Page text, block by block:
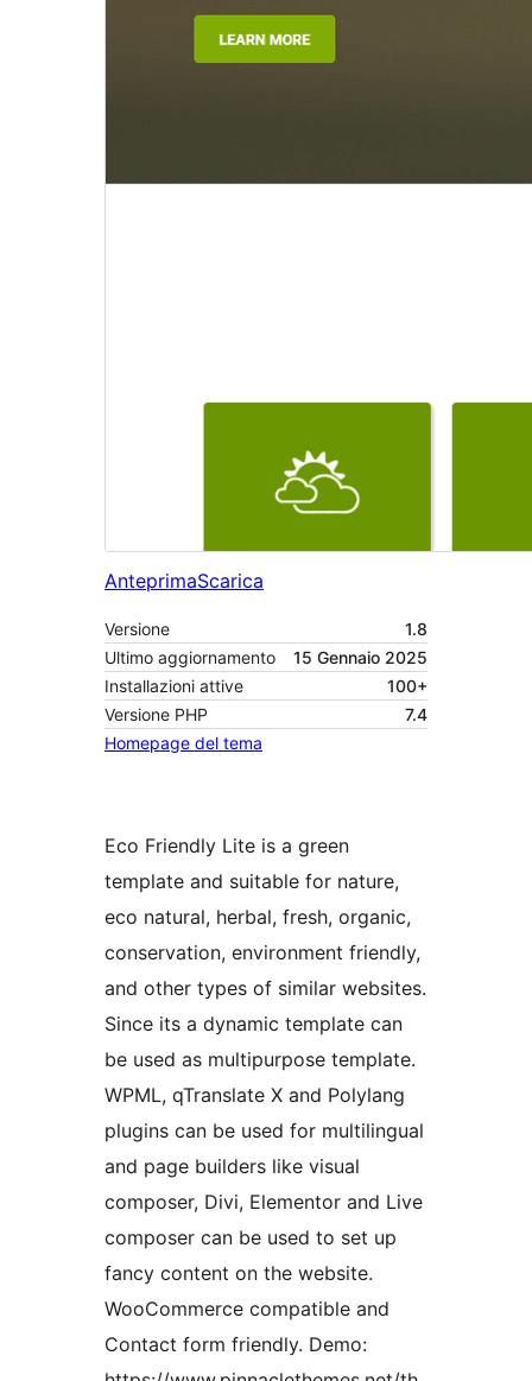
AnteprimaScarica
Versione
1.8
Ultimo aggiornamento
15 Gennaio 2025
Installazioni attive
100+
Versione PHP
7.4
Homepage del tema
Eco Friendly Lite is a green
template and suitable for nature,
eco natural, herbal, fresh, organic,
conservation, environment friendly,
and other types of similar websites.
Since its a dynamic template can
be used as multipurpose template.
WPML, qTranslate X and Polylang
plugins can be used for multilingual
and page builders like visual
composer, Divi, Elementor and Live
composer can be used to set up
fancy content on the website.
WooCommerce compatible and
Contact form friendly. Demo: